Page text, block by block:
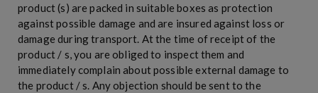
product (s) are packed in suitable boxes as protection
against possible damage and are insured against loss or
damage during transport. At the time of receipt of the
product / s, you are obliged to inspect them and
immediately complain about possible external damage to
the product / s. Any objection should be sent to the